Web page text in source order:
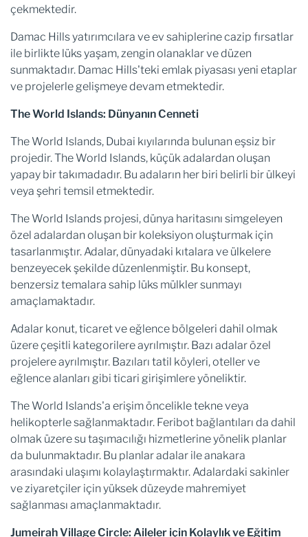
çekmektedir.
Damac Hills yatırımcılara ve ev sahiplerine cazip fırsatlar
ile birlikte lüks yaşam, zengin olanaklar ve düzen
sunmaktadır. Damac Hills'teki emlak piyasası yeni etaplar
ve projelerle gelişmeye devam etmektedir.
The World Islands: Dünyanın Cenneti
The World Islands, Dubai kıyılarında bulunan eşsiz bir
projedir. The World Islands, küçük adalardan oluşan
yapay bir takımadadır. Bu adaların her biri belirli bir ülkeyi
veya şehri temsil etmektedir.
The World Islands projesi, dünya haritasını simgeleyen
özel adalardan oluşan bir koleksiyon oluşturmak için
tasarlanmıştır. Adalar, dünyadaki kıtalara ve ülkelere
benzeyecek şekilde düzenlenmiştir. Bu konsept,
benzersiz temalara sahip lüks mülkler sunmayı
amaçlamaktadır.
Adalar konut, ticaret ve eğlence bölgeleri dahil olmak
üzere çeşitli kategorilere ayrılmıştır. Bazı adalar özel
projelere ayrılmıştır. Bazıları tatil köyleri, oteller ve
eğlence alanları gibi ticari girişimlere yöneliktir.
The World Islands'a erişim öncelikle tekne veya
helikopterle sağlanmaktadır. Feribot bağlantıları da dahil
olmak üzere su taşımacılığı hizmetlerine yönelik planlar
da bulunmaktadır. Bu planlar adalar ile anakara
arasındaki ulaşımı kolaylaştırmaktır. Adalardaki sakinler
ve ziyaretçiler için yüksek düzeyde mahremiyet
sağlanması amaçlanmaktadır.
Jumeirah Village Circle: Aileler için Kolaylık ve Eğitim